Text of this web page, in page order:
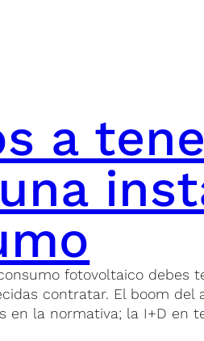
a
fotovoltaico debes
contratar. El boom
en la normativa; la I+D en